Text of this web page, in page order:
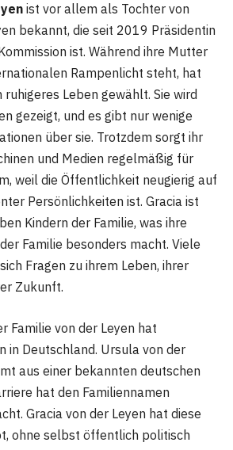
ist vor allem als Tochter von
bekannt, die seit 2019 Präsidentin
ist. Während ihre Mutter
Rampenlicht steht, hat
Leben gewählt. Sie wird
gezeigt, und es gibt nur wenige
über sie. Trotzdem sorgt ihr
und Medien regelmäßig für
weil die Öffentlichkeit neugierig auf
Persönlichkeiten ist. Gracia ist
Kindern der Familie, was ihre
Familie besonders macht. Viele
Fragen zu ihrem Leben, ihrer
Zukunft.
Familie von der Leyen hat
in Deutschland. Ursula von der
aus einer bekannten deutschen
hat den Familiennamen
Gracia von der Leyen hat diese
ohne selbst öffentlich politisch